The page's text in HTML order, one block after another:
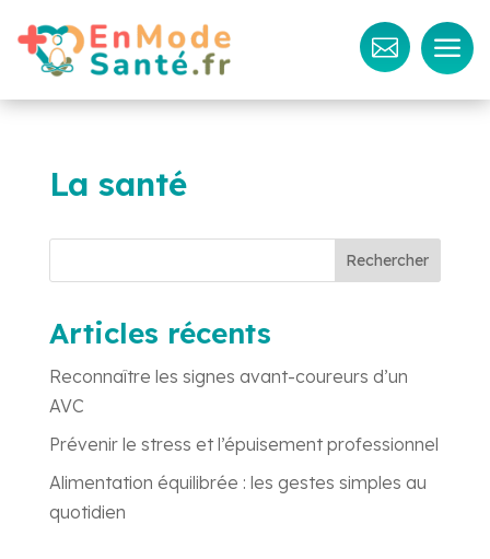
a

La santé
Rechercher
Articles récents
Reconnaître les signes avant-coureurs d’un
AVC
Prévenir le stress et l’épuisement professionnel
Alimentation équilibrée : les gestes simples au
quotidien